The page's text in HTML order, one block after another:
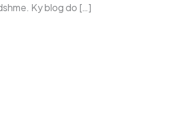
Ky blog do […]